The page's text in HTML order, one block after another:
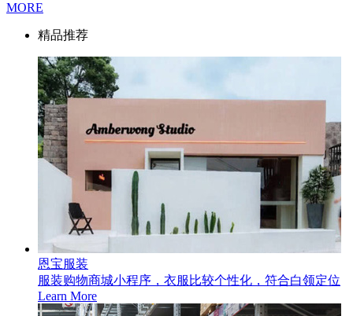
MORE
精品推荐
恩宝服装
服装购物商城小程序，衣服比较个性化，符合白领定位
Learn More